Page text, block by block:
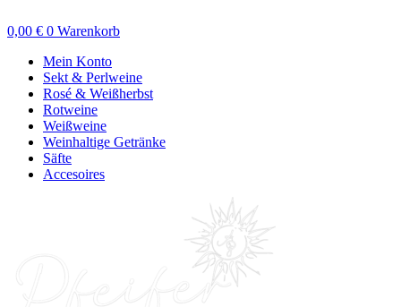
Inhalt
0,00 € 0 Warenkorb
Mein Konto
Sekt & Perlweine
Rosé & Weißherbst
Rotweine
Weißweine
Weinhaltige Getränke
Säfte
Accesoires